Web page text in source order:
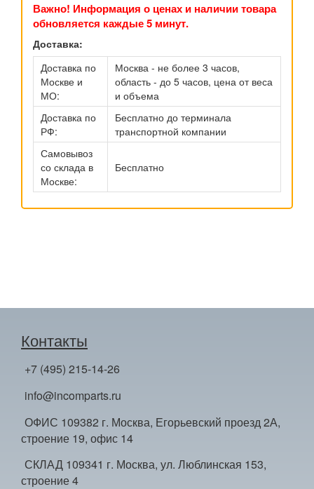
Важно! Информация о ценах и наличии товара
обновляется каждые 5 минут.
Доставка:
Доставка по
Москве и
МО:
Москва - не более 3 часов,
область - до 5 часов, цена от веса
и объема
Доставка по
РФ:
Бесплатно до терминала
транспортной компании
Самовывоз
со склада в
Москве:
Бесплатно
Контакты
+7 (495) 215-14-26
info@incomparts.ru
ОФИС 109382 г. Москва, Егорьевский проезд 2А,
строение 19, офис 14
СКЛАД 109341 г. Москва, ул. Люблинская 153,
строение 4